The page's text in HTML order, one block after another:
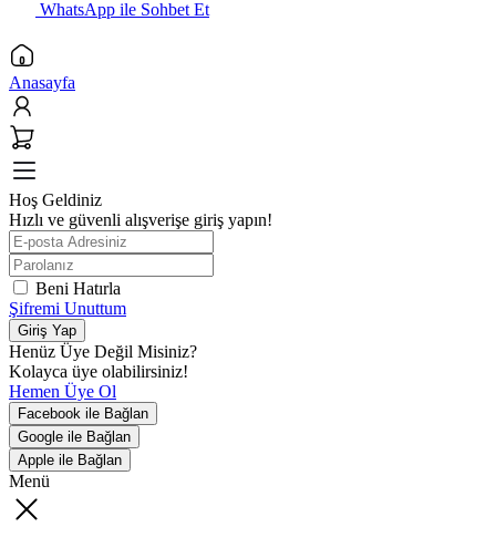
WhatsApp ile Sohbet Et
Anasayfa
Hoş Geldiniz
Hızlı ve güvenli alışverişe giriş yapın!
Beni Hatırla
Şifremi Unuttum
Giriş Yap
Henüz Üye Değil Misiniz?
Kolayca üye olabilirsiniz!
Hemen Üye Ol
Facebook ile Bağlan
Google ile Bağlan
Apple ile Bağlan
Menü